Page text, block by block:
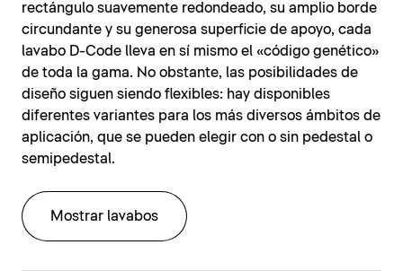
rectángulo suavemente redondeado, su amplio borde
circundante y su generosa superficie de apoyo, cada
lavabo D-Code lleva en sí mismo el «código genético»
de toda la gama. No obstante, las posibilidades de
diseño siguen siendo flexibles: hay disponibles
diferentes variantes para los más diversos ámbitos de
aplicación, que se pueden elegir con o sin pedestal o
semipedestal.
Mostrar lavabos